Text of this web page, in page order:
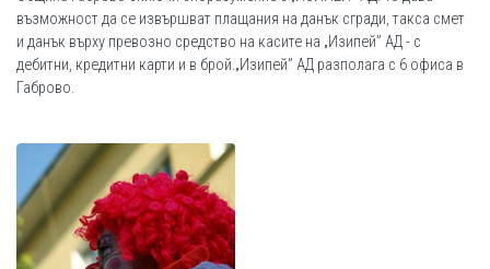
възможност да се извършват плащания на данък сгради, такса смет
и данък върху превозно средство на касите на „Изипей” АД - с
дебитни, кредитни карти и в брой.„Изипей” АД разполага с 6 офиса в
Габрово.